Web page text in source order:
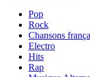
Pop
Rock
Chansons
Electro
Hits
Rap